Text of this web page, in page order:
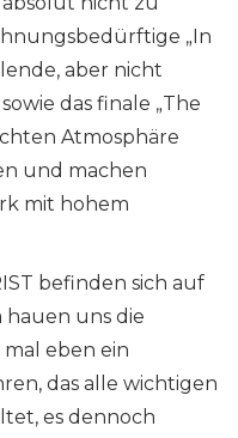
„In
aber nicht
das finale „The
Atmosphäre
und machen
mit hohem
befinden sich auf
hauen uns die
eben ein
das alle wichtigen
es dennoch